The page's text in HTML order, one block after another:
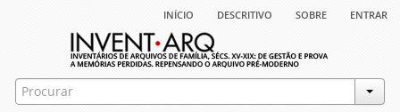
início descritivo sobre entrar